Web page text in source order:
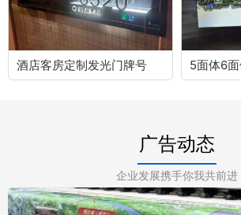
酒店客房定制发光门牌号 5面体6
广告动态
企业发展携手你我共前进